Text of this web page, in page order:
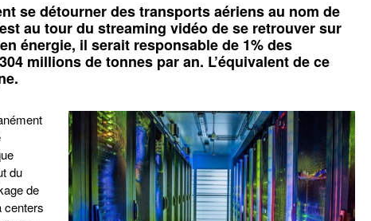
se détourner des transports aériens au nom de
au tour du streaming vidéo de se retrouver sur
énergie, il serait responsable de 1% des
millions de tonnes par an. L’équivalent de ce
du
de
centers